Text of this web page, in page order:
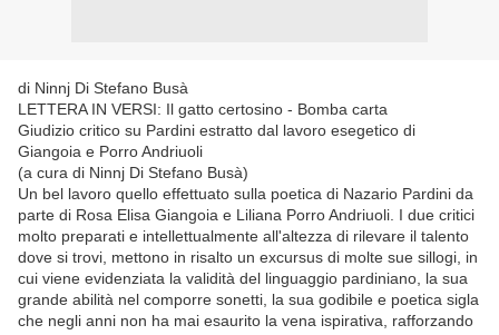
di Ninnj Di Stefano Busà
LETTERA IN VERSI: Il gatto certosino - Bomba carta
Giudizio critico su Pardini estratto dal lavoro esegetico di
Giangoia e Porro Andriuoli
(a cura di Ninnj Di Stefano Busà)
Un bel lavoro quello effettuato sulla poetica di Nazario Pardini da
parte di Rosa Elisa Giangoia e Liliana Porro Andriuoli. I due critici
molto preparati e intellettualmente all'altezza di rilevare il talento
dove si trovi, mettono in risalto un excursus di molte sue sillogi, in
cui viene evidenziata la validità del linguaggio pardiniano, la sua
grande abilità nel comporre sonetti, la sua godibile e poetica sigla
che negli anni non ha mai esaurito la vena ispirativa, rafforzando